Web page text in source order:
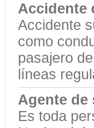
Accidente
Accidente
como
pasajero
líneas
Agente de
Es toda